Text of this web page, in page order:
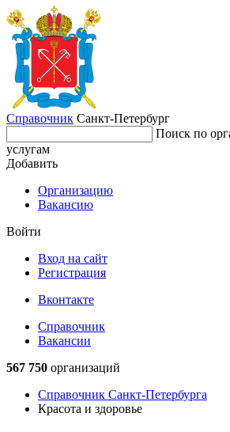
Справочник Санкт-Петербург
Поиск по
услугам
Добавить
Организацию
Вакансию
Войти
Вход на сайт
Регистрация
Вконтакте
Справочник
Вакансии
567 750 организаций
Справочник Санкт-Петербурга
Красота и здоровье